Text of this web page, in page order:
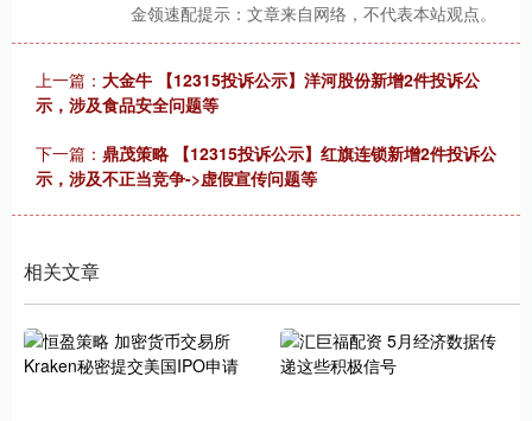
金领速配提示：文章来自网络，不代表本站观点。
上一篇： 大金牛 【12315投诉公示】洋河股份新增2件投诉公
示，涉及食品安全问题等
下一篇： 鼎茂策略 【12315投诉公示】红旗连锁新增2件投诉公
示，涉及不正当竞争->虚假宣传问题等
相关文章